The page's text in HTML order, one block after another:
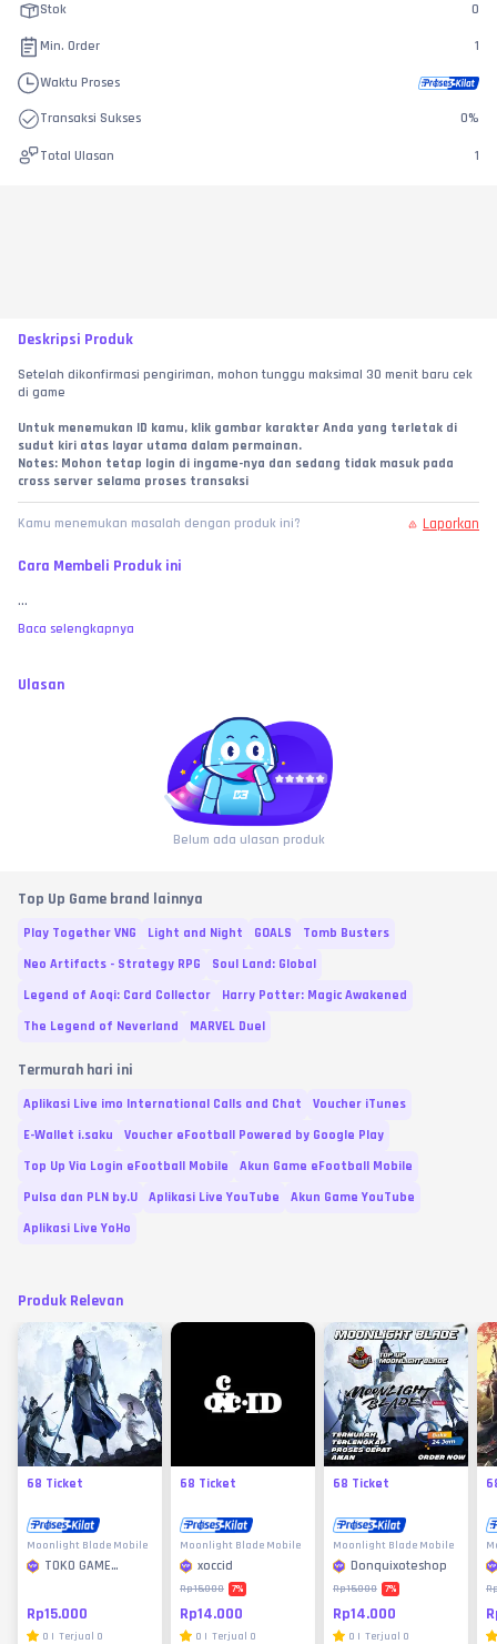
Stok 0
Min. Order 1
Waktu Proses
Transaksi Sukses 0%
Total Ulasan 1
Deskripsi Produk
Setelah dikonfirmasi pengiriman, mohon tunggu maksimal 30 menit baru cek
di game
Untuk menemukan ID kamu, klik gambar karakter Anda yang terletak di
sudut kiri atas layar utama dalam permainan.
Notes: Mohon tetap login di ingame-nya dan sedang tidak masuk pada
cross server selama proses transaksi
Kamu menemukan masalah dengan produk ini? Laporkan
Cara Membeli Produk ini
...
Baca selengkapnya
Ulasan
Belum ada ulasan produk
Top Up Game brand lainnya
Play Together VNG Light and Night GOALS
Tomb Busters
Neo Artifacts - Strategy RPG
Soul Land: Global
Legend of Aoqi: Card Collector
Harry Potter: Magic Awakened
The Legend of Neverland
MARVEL Duel
Termurah hari ini
Aplikasi Live imo International Calls and Chat
Voucher iTunes
E-Wallet i.saku
Voucher eFootball Powered by Google Play
Top Up Via Login eFootball Mobile
Akun Game eFootball Mobile
Pulsa dan PLN by.U
Aplikasi Live YouTube
Akun Game YouTube
Aplikasi Live YoHo
Produk Relevan
68 Ticket
Moonlight Blade Mobile
TOKO GAME
Rp15.000
0 | Terjual 0
68 Ticket
Moonlight Blade Mobile
xoccid
Rp15.000 7%
Rp14.000
0 | Terjual 0
68 Ticket
Moonlight Blade Mobile
Donquixoteshop
Rp15.000 7%
Rp14.000
0 | Terjual 0